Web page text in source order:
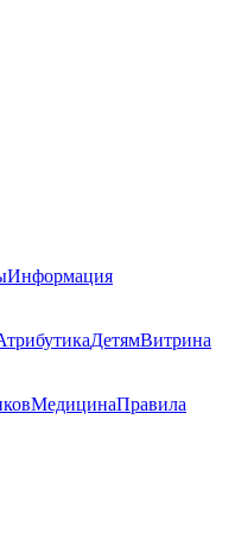
Информация
ДетямВитрина
МедицинаПравила